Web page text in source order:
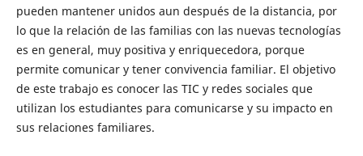
pueden mantener unidos aun después de la distancia, por
lo que la relación de las familias con las nuevas tecnologías
es en general, muy positiva y enriquecedora, porque
permite comunicar y tener convivencia familiar. El objetivo
de este trabajo es conocer las TIC y redes sociales que
utilizan los estudiantes para comunicarse y su impacto en
sus relaciones familiares.